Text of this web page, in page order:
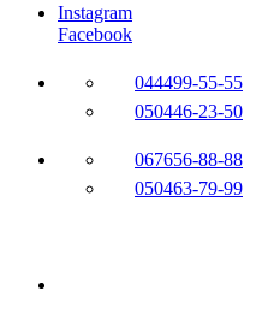
Instagram
Facebook
044499-55-55
050446-23-50
067656-88-88
050463-79-99